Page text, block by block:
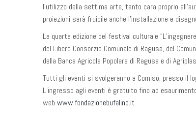
l’utilizzo della settima arte, tanto cara proprio
proiezioni sarà fruibile anche l’installazione e
La quarta edizione del festival culturale
del Libero Consorzio Comunale di Ragusa, del
della Banca Agricola Popolare di Ragusa e di
Tutti gli eventi si svolgeranno a Comiso, presso il
L’ingresso agli eventi è gratuito fino ad
web www.fondazionebufalino.it